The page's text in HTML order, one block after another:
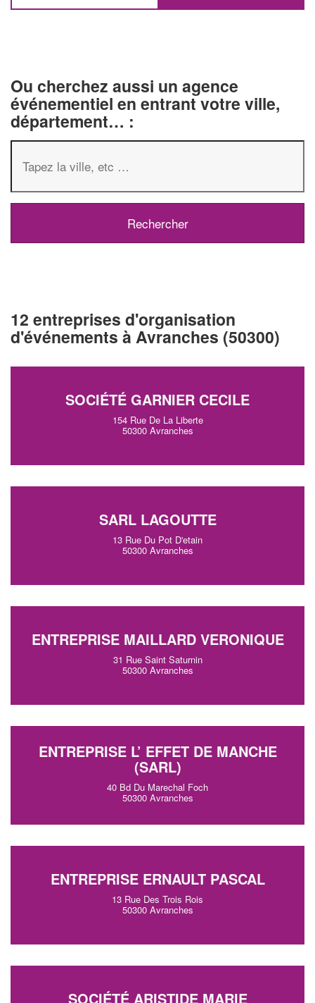
Ou cherchez aussi un agence
événementiel en entrant votre ville,
département… :
12 entreprises d'organisation
d'événements à Avranches (50300)
SOCIÉTÉ GARNIER CECILE
154 Rue De La Liberte
50300 Avranches
SARL LAGOUTTE
13 Rue Du Pot D'etain
50300 Avranches
ENTREPRISE MAILLARD VERONIQUE
31 Rue Saint Saturnin
50300 Avranches
ENTREPRISE L’ EFFET DE MANCHE
(SARL)
40 Bd Du Marechal Foch
50300 Avranches
ENTREPRISE ERNAULT PASCAL
13 Rue Des Trois Rois
50300 Avranches
SOCIÉTÉ ARISTIDE MARIE